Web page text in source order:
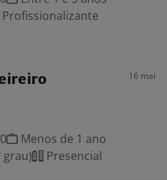
16 mai
Menos de 1 ano
grau)
Presencial